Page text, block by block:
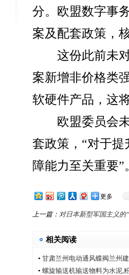
分。欧盟数字事
案及配套政策，
这份此前未对
案新增非价格类
软硬件产品，这
欧盟委员会未
套政策，“对于
障能力至关重要”
更多
上一篇： 对日本新型军国主义的
相关阅读
• 甘肃兰州电动通风蝶阀兰州
厂家中能电动通风蝶阀厂
• 螺旋输送机输送物料为水泥,